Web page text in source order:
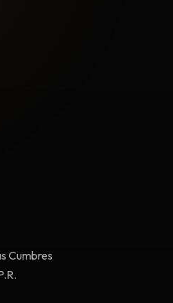
Cumbres